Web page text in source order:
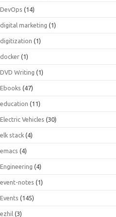
DevOps (14)
digital marketing (1)
digitization (1)
docker (1)
DVD Writing (1)
Ebooks (47)
education (11)
Electric Vehicles (30)
elk stack (4)
emacs (4)
Engineering (4)
event-notes (1)
Events (145)
ezhil (3)